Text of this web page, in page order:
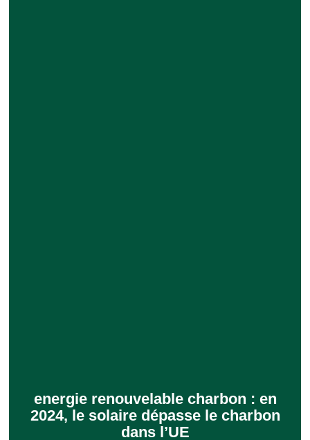
energie renouvelable charbon : en
2024, le solaire dépasse le charbon
dans l’UE